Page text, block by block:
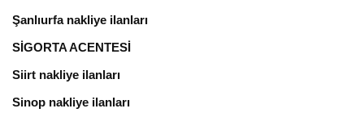
Şanlıurfa nakliye ilanları
SİGORTA ACENTESİ
Siirt nakliye ilanları
Sinop nakliye ilanları